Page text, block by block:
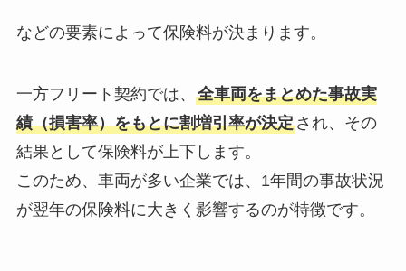
などの要素によって保険料が決まります。
一方フリート契約では、 全車両をまとめた事故実
績（損害率）をもとに割増引率が決定され、その
結果として保険料が上下します。
このため、車両が多い企業では、1年間の事故状況
が翌年の保険料に大きく影響するのが特徴です。